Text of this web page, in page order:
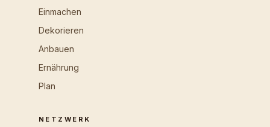
Einmachen
Dekorieren
Anbauen
Ernährung
Plan
NETZWERK